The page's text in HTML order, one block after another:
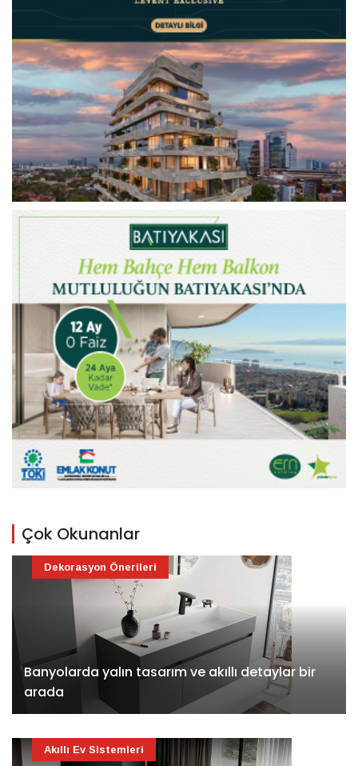
Çok Okunanlar
Banyolarda yalın tasarım ve akıllı detaylar bir
arada
Dekorasyon Önerileri
Akıllı Ev Sistemleri